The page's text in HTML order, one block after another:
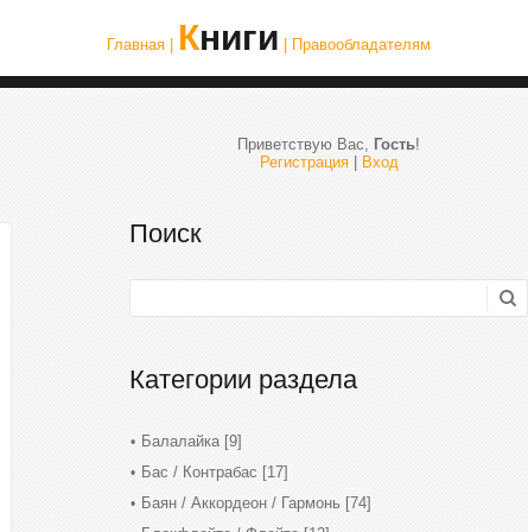
Главная | Книги | Правообладателям
Приветствую Вас, Гость!
Регистрация| Вход
Поиск
Категории раздела
Балалайка [9]
Бас / Контрабас [17]
Баян / Аккордеон / Гармонь [74]